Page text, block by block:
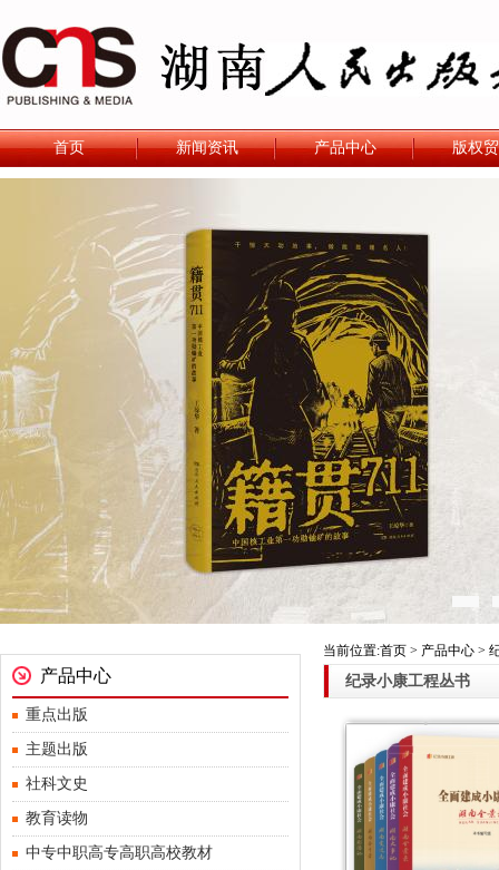
首页 新闻资讯 产品中心 版权
产品中心
重点出版
主题出版
社科文史
教育读物
中专中职高专高职高校教材
当前位置:首页 > 产品中心 >
纪录小康工程丛书